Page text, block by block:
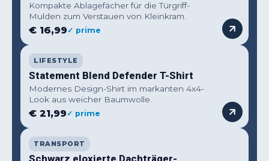
Kompakte Ablagefächer für die Türgriff-
Mulden zum Verstauen von Kleinkram.
€ 16,99✓ prime
LIFESTYLE
Statement Blend Defender T-Shirt
Modernes Design-Shirt im markanten 4x4-
Look aus weicher Baumwolle.
€ 21,99✓ prime
TRANSPORT